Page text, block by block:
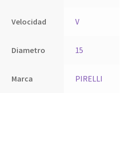
Velocidad V
Diametro 15
Marca PIRELLI